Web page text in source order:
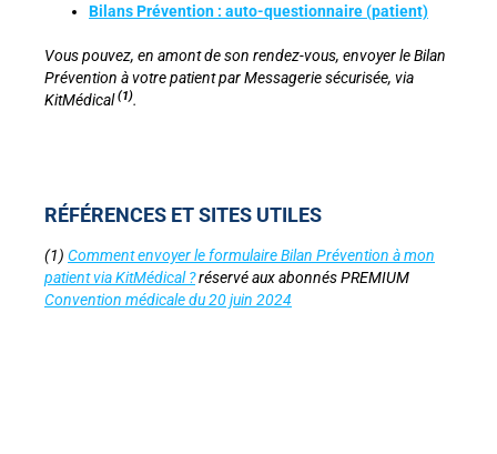
Bilans Prévention : auto-questionnaire (patient)
Vous pouvez, en amont de son rendez-vous, envoyer le Bilan
Prévention à votre patient par Messagerie sécurisée, via
KitMédical(1).
RÉFÉRENCES ET SITES UTILES
(1) Comment envoyer le formulaire Bilan Prévention à mon
patient via KitMédical ?réservé aux abonnés PREMIUM
Convention médicale du 20 juin 2024